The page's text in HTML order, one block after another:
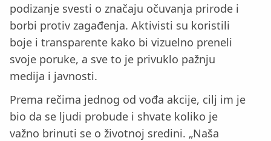
podizanje svesti o značaju očuvanja prirode i
borbi protiv zagađenja. Aktivisti su koristili
boje i transparente kako bi vizuelno preneli
svoje poruke, a sve to je privuklo pažnju
medija i javnosti.
Prema rečima jednog od vođa akcije, cilj im je
bio da se ljudi probude i shvate koliko je
važno brinuti se o životnoj sredini. „Naša